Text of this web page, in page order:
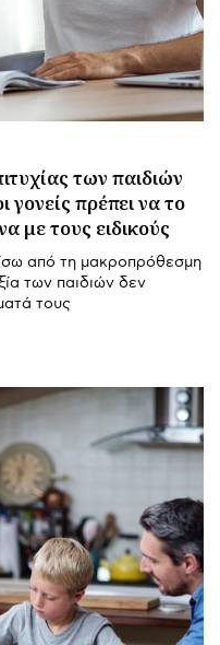
των παιδιών
πρέπει να το
με τους ειδικούς
από τη μακροπρόθεσμη
των παιδιών δεν
τους